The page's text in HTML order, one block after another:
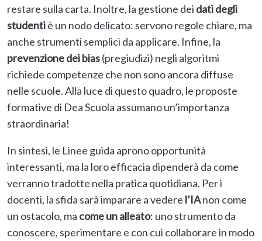
restare sulla carta. Inoltre, la gestione dei dati degli
studentiè un nodo delicato: servono regole chiare, ma
anche strumenti semplici da applicare. Infine, la
prevenzione dei bias(pregiudizi) negli algoritmi
richiede competenze che non sono ancora diffuse
nelle scuole. Alla luce di questo quadro, le proposte
formative di Dea Scuola assumano un’importanza
straordinaria!
In sintesi, le Linee guida aprono opportunità
interessanti, ma la loro efficacia dipenderà da come
verranno tradotte nella pratica quotidiana. Per i
docenti, la sfida sarà imparare a vedere l’IAnon come
un ostacolo, ma come un alleato: uno strumento da
conoscere, sperimentare e con cui collaborare in modo